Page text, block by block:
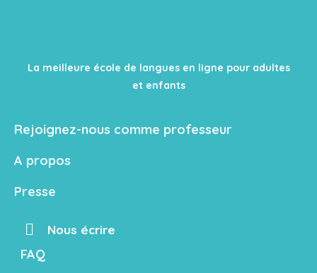
La meilleure école de langues en ligne pour adultes
et enfants
Rejoignez-nous comme professeur
A propos
Presse
Nous écrire
FAQ